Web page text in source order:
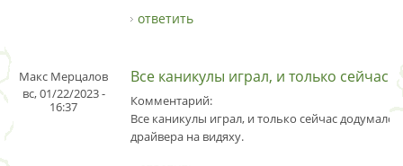
ответить
Макс Мерцалов
вс, 01/22/2023 -
16:37
Все каникулы играл, и только сейчас
Комментарий:
Все каникулы играл, и только сейчас
драйвера на видяху.